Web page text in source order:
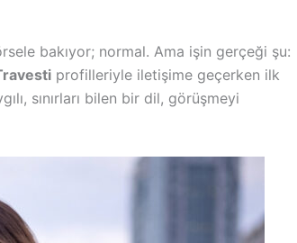
bakıyor; normal. Ama işin gerçeği şu:
profilleriyle iletişime geçerken ilk
sınırları bilen bir dil, görüşmeyi